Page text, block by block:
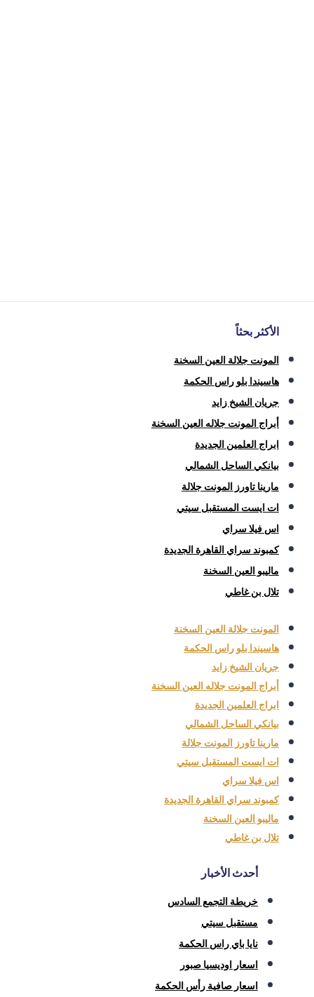
الأكثر بحثاً
المونت جلالة العين السخنة
هاسيندا بلو راس الحكمة
جريان الشيخ زايد
أبراج المونت جلاله العين السخنة
ابراج العلمين الجديدة
بيانكي الساحل الشمالي
مارينا تاورز المونت جلالة
ات ايست المستقبل سيتي
اس فيلا سراي
كمبوند سراي القاهرة الجديدة
ماليبو العين السخنة
تلال بن غاطي
المونت جلالة العين السخنة
هاسيندا بلو راس الحكمة
جريان الشيخ زايد
أبراج المونت جلاله العين السخنة
ابراج العلمين الجديدة
بيانكي الساحل الشمالي
مارينا تاورز المونت جلالة
ات ايست المستقبل سيتي
اس فيلا سراي
كمبوند سراي القاهرة الجديدة
ماليبو العين السخنة
تلال بن غاطي
أحدث الأخبار
خريطة التجمع السادس
مستقبل سيتي
نايا باي راس الحكمة
اسعار اوديسيا صبور
اسعار صافية رأس الحكمة